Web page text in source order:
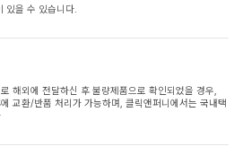
있을 수 있습니다.
해외에 전달하신 후 불량제품으로 확인되었을 경우,
교환/반품 처리가 가능하며, 클릭앤퍼니에서는 국내택